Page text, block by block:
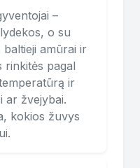
–
o su
amūrai ir
rinkitės pagal
ir
ar žvejybai.
kokios žuvys